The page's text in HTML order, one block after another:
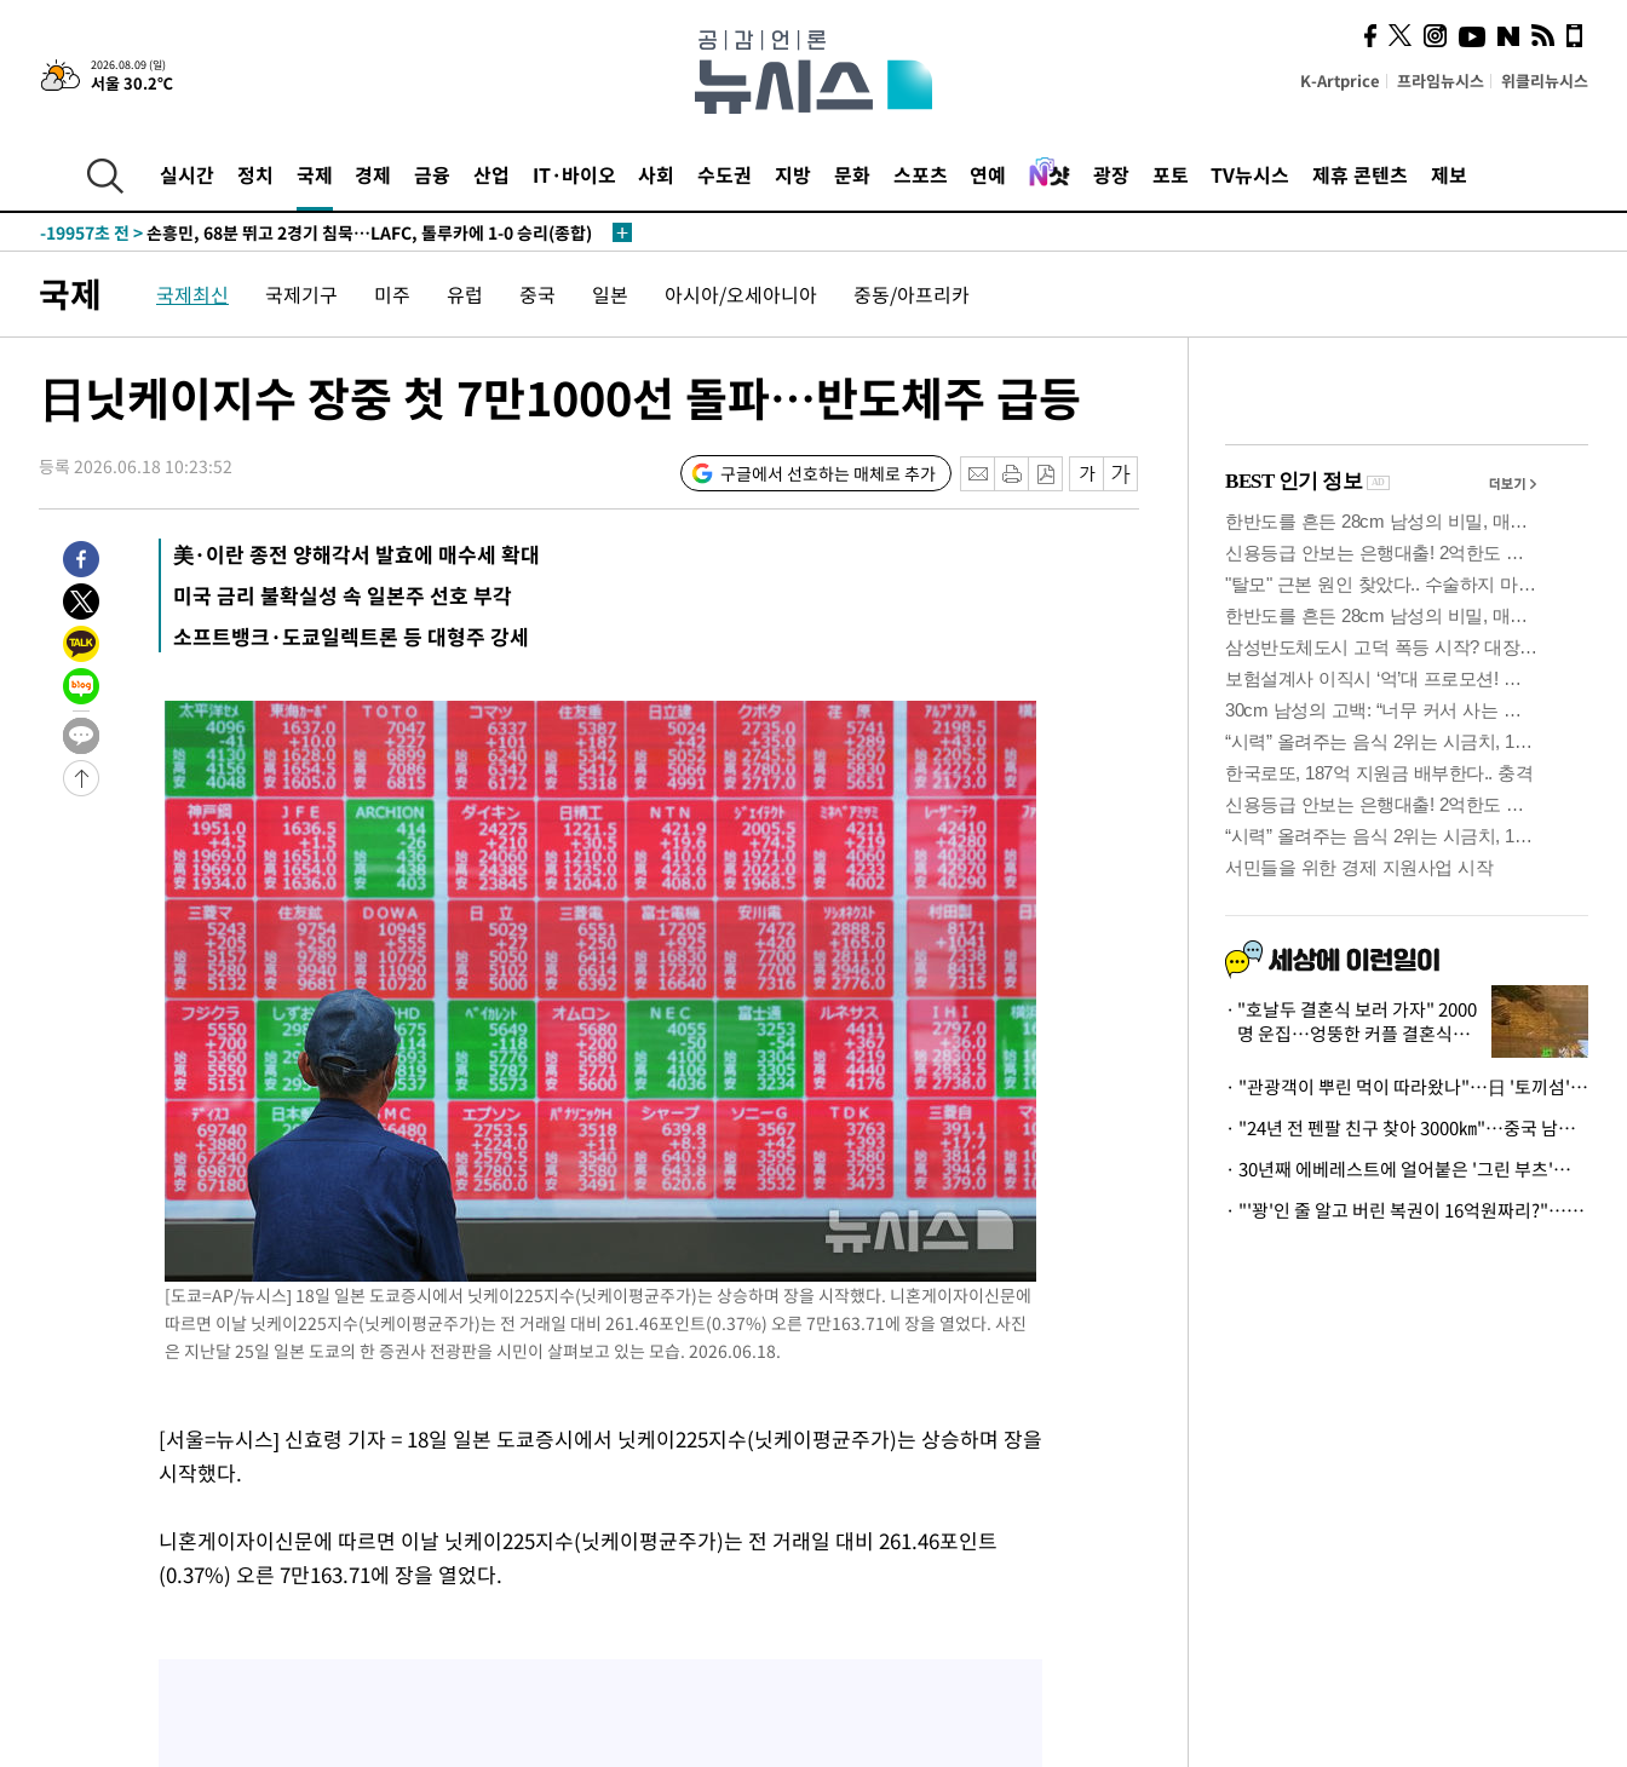
2026.08.09 (일)
서울 30.2℃ K-Artprice 프라임뉴시스 위클리뉴시스
실시간 정치 국제 경제 금융 산업 IT·바이오 사회 수도권 지방 문화 스포츠 연예 광장 포토 TV뉴시스 제휴 콘텐츠 제보
2시간 전 >“美 이란전 무기 소진…북한과 분쟁시 주한 미군 취약해질 수 있어”
-24665초 전 >
[속보]장은수, KLPGA 제주삼다수 역전 우승…데뷔 10년 차에 첫
-20030초 전 >
-19957초 전 >손흥민, 68분 뛰고 2경기 침묵…LAFC, 톨루카에 1-0 승리(종합)
-17981초 전 >
이강인, 오늘 서울서 AT마드리드 입단식…'전례 없는 특급대우'
-4863초 전 >'여긴 20도, 저긴 50도'…열화상 카메라로 본 폭염 저감시설 '온도
34분 전 >튀르키예 외무장관, "메카 3국 방위협정은 이란이 목표 아냐 " 밝혀
2시간 전 >[속보]美중부 사령관, 이스라엘 긴급방문 다중화된 전선 상황 논의
2시간 전 >美 국방부, 켄달 전 공군장관 보안허가 취소…“에어포스원 기밀정보, 언
2시간 전 >
‘축구의 신’ 아르헨티나 축구 선수 메시의 부친 지병 별세
2시간 전 >
“美 이란전 무기 소진…북한과 분쟁시 주한 미군 취약해질 수 있어”
-32023초 전 >
"일본축구협회, 대한축구협회 성 접대 의혹 심판 조사"
-24665초 전 >
[속보]장은수, KLPGA 제주삼다수 역전 우승…데뷔 10년 차에 첫
정상
-20030초 전 >
-19957초 전 >
손흥민, 68분 뛰고 2경기 침묵…LAFC, 톨루카에 1-0 승리(종합)
-19229초 전 >
'2경기 연속 침묵' 손흥민, 톨루카전 68분만 뛰고 슈팅 0개
-17981초 전 >
이강인, 오늘 서울서 AT마드리드 입단식…'전례 없는 특급대우'
'여긴 20도, 저긴 50도'…열화상 카메라로 본 폭염 저감시설 '온도
콜롬비아 신임 우파 대통령 취임 하루만에 차량폭탄 폭발 사건
튀르키예 외무장관, "메카 3국 방위협정은 이란이 목표 아냐 " 밝혀
이군이 불법 군시설 건설한 레바논 남부에서 레바논군 3명 폭발로 부상
[속보]美중부 사령관, 이스라엘 긴급방문 다중화된 전선 상황 논의
美 국방부, 켄달 전 공군장관 보안허가 취소…“에어포스원 기밀정보, 언
‘축구의 신’ 아르헨티나 축구 선수 메시의 부친 지병 별세
“美 이란전 무기 소진…북한과 분쟁시 주한 미군 취약해질 수 있어”
국제 국제최신 국제기구 미주 유럽 중국 일본 아시아/오세아니아 중동/아프리카
日닛케이지수 장중 첫 7만1000선 돌파…반도체주 급등
등록 2026.06.18 10:23:52 구글에서 선호하는 매체로 추가
美·이란 종전 양해각서 발효에 매수세 확대
미국 금리 불확실성 속 일본주 선호 부각
소프트뱅크·도쿄일렉트론 등 대형주 강세
[도쿄=AP/뉴시스] 18일 일본 도쿄증시에서 닛케이225지수(닛케이평균주가)는 상승하며 장을 시작했다. 니혼게이자이신문에
따르면 이날 닛케이225지수(닛케이평균주가)는 전 거래일 대비 261.46포인트(0.37%) 오른 7만163.71에 장을 열었다. 사진
은 지난달 25일 일본 도쿄의 한 증권사 전광판을 시민이 살펴보고 있는 모습. 2026.06.18.
[서울=뉴시스] 신효령 기자 = 18일 일본 도쿄증시에서 닛케이225지수(닛케이평균주가)는 상승하며 장을
시작했다.
니혼게이자이신문에 따르면 이날 닛케이225지수(닛케이평균주가)는 전 거래일 대비 261.46포인트
(0.37%) 오른 7만163.71에 장을 열었다.
사이 해답 찾았죠"…알을
깨고 나온 '초자아'
"호날두 결혼식 보러 가자" 2000
명 운집…엉뚱한 커플 결혼식에
· "관광객이 뿌린 먹이 따라왔나"…日 '토끼섬' 멧돼지, 토끼까지 사냥
· "24년 전 펜팔 친구 찾아 3000㎞"…중국 남성 사연에 '뭉클'
· 30년째 에베레스트에 얼어붙은 '그린 부츠'…드디어 가족 품으로
· "'꽝'인 줄 알고 버린 복권이 16억원짜리?"…극적으로 되찾은 사연